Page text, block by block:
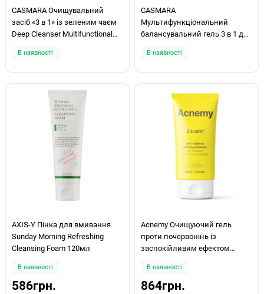
CASMARA Очищувальний
засіб «3 в 1» із зеленим чаєм
Deep Cleanser Multifunctional
В наявності
CASMARA
Мультифункціональний
балансувальний гель 3 в 1 для
Cleanser 3in1 150мл
В наявності
AXIS-Y Пінка для вмивання
Sunday Morning Refreshing
Cleansing Foam 120мл
В наявності
586грн.
Acnemy Очищуючий гель
проти почервонінь із
заспокійливим ефектом
150мл
В наявності
864грн.